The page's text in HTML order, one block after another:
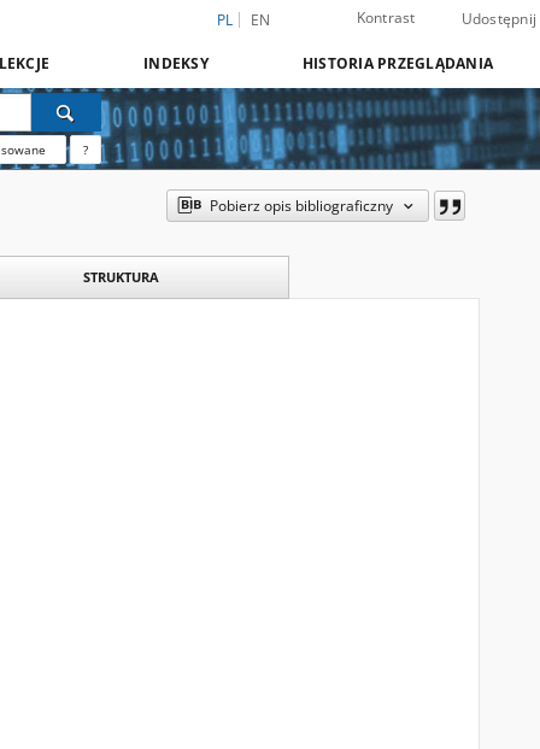
PL EN Kontrast Udostępnij
INDEKSY HISTORIA PRZEGLĄDANIA
?
Pobierz opis bibliograficzny
STRUKTURA